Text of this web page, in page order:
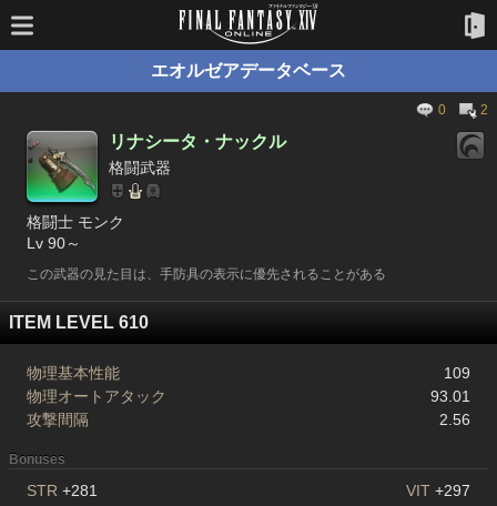
エオルゼアデータベース
0 2
リナシータ・ナックル
格闘武器
格闘士 モンク
Lv 90～
この武器の見た目は、手防具の表示に優先されることがある
ITEM LEVEL 610
物理基本性能
109
物理オートアタック
93.01
攻撃間隔
2.56
Bonuses
STR +281 VIT +297